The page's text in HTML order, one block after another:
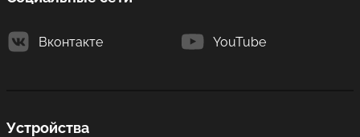
Вконтакте YouTube
Устройства